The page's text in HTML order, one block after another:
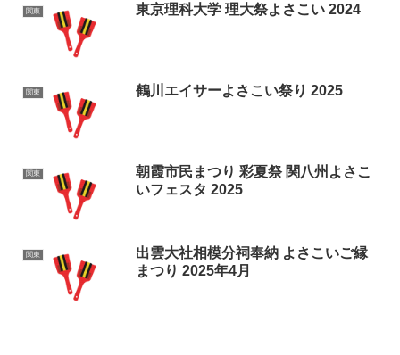
関東 東京理科大学 理大祭よさこい 2024
関東 鶴川エイサーよさこい祭り 2025
関東
朝霞市民まつり 彩夏祭 関八州よさこ
いフェスタ 2025
関東
出雲大社相模分祠奉納 よさこいご縁
まつり 2025年4月